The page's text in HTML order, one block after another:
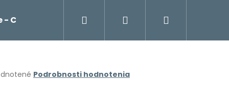
- Cockta, čaje, káva Franck Potraviny
Hľadať Prihlásenie
Podrobnosti hodnotenia